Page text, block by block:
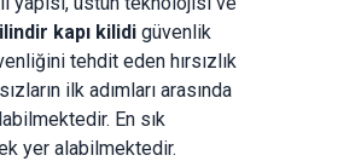
kapı kilidi güvenlik
tehdit eden hırsızlık
ilk adımları arasında
En sık
yer alabilmektedir.